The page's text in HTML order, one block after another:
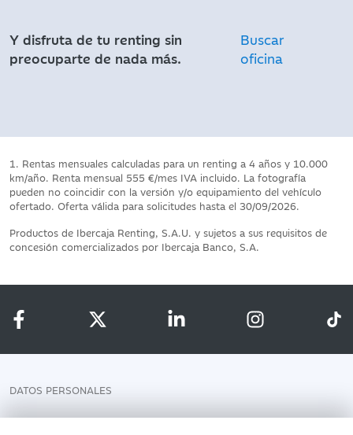
Y disfruta de tu renting sin
preocuparte de nada más.
Buscar
oficina
1. Rentas mensuales calculadas para un renting a 4 años y 10.000
km/año. Renta mensual 555 €/mes IVA incluido. La fotografía
pueden no coincidir con la versión y/o equipamiento del vehículo
ofertado. Oferta válida para solicitudes hasta el 30/09/2026.
Productos de Ibercaja Renting, S.A.U. y sujetos a sus requisitos de
concesión comercializados por Ibercaja Banco, S.A.
DATOS PERSONALES
AVISO LEGAL